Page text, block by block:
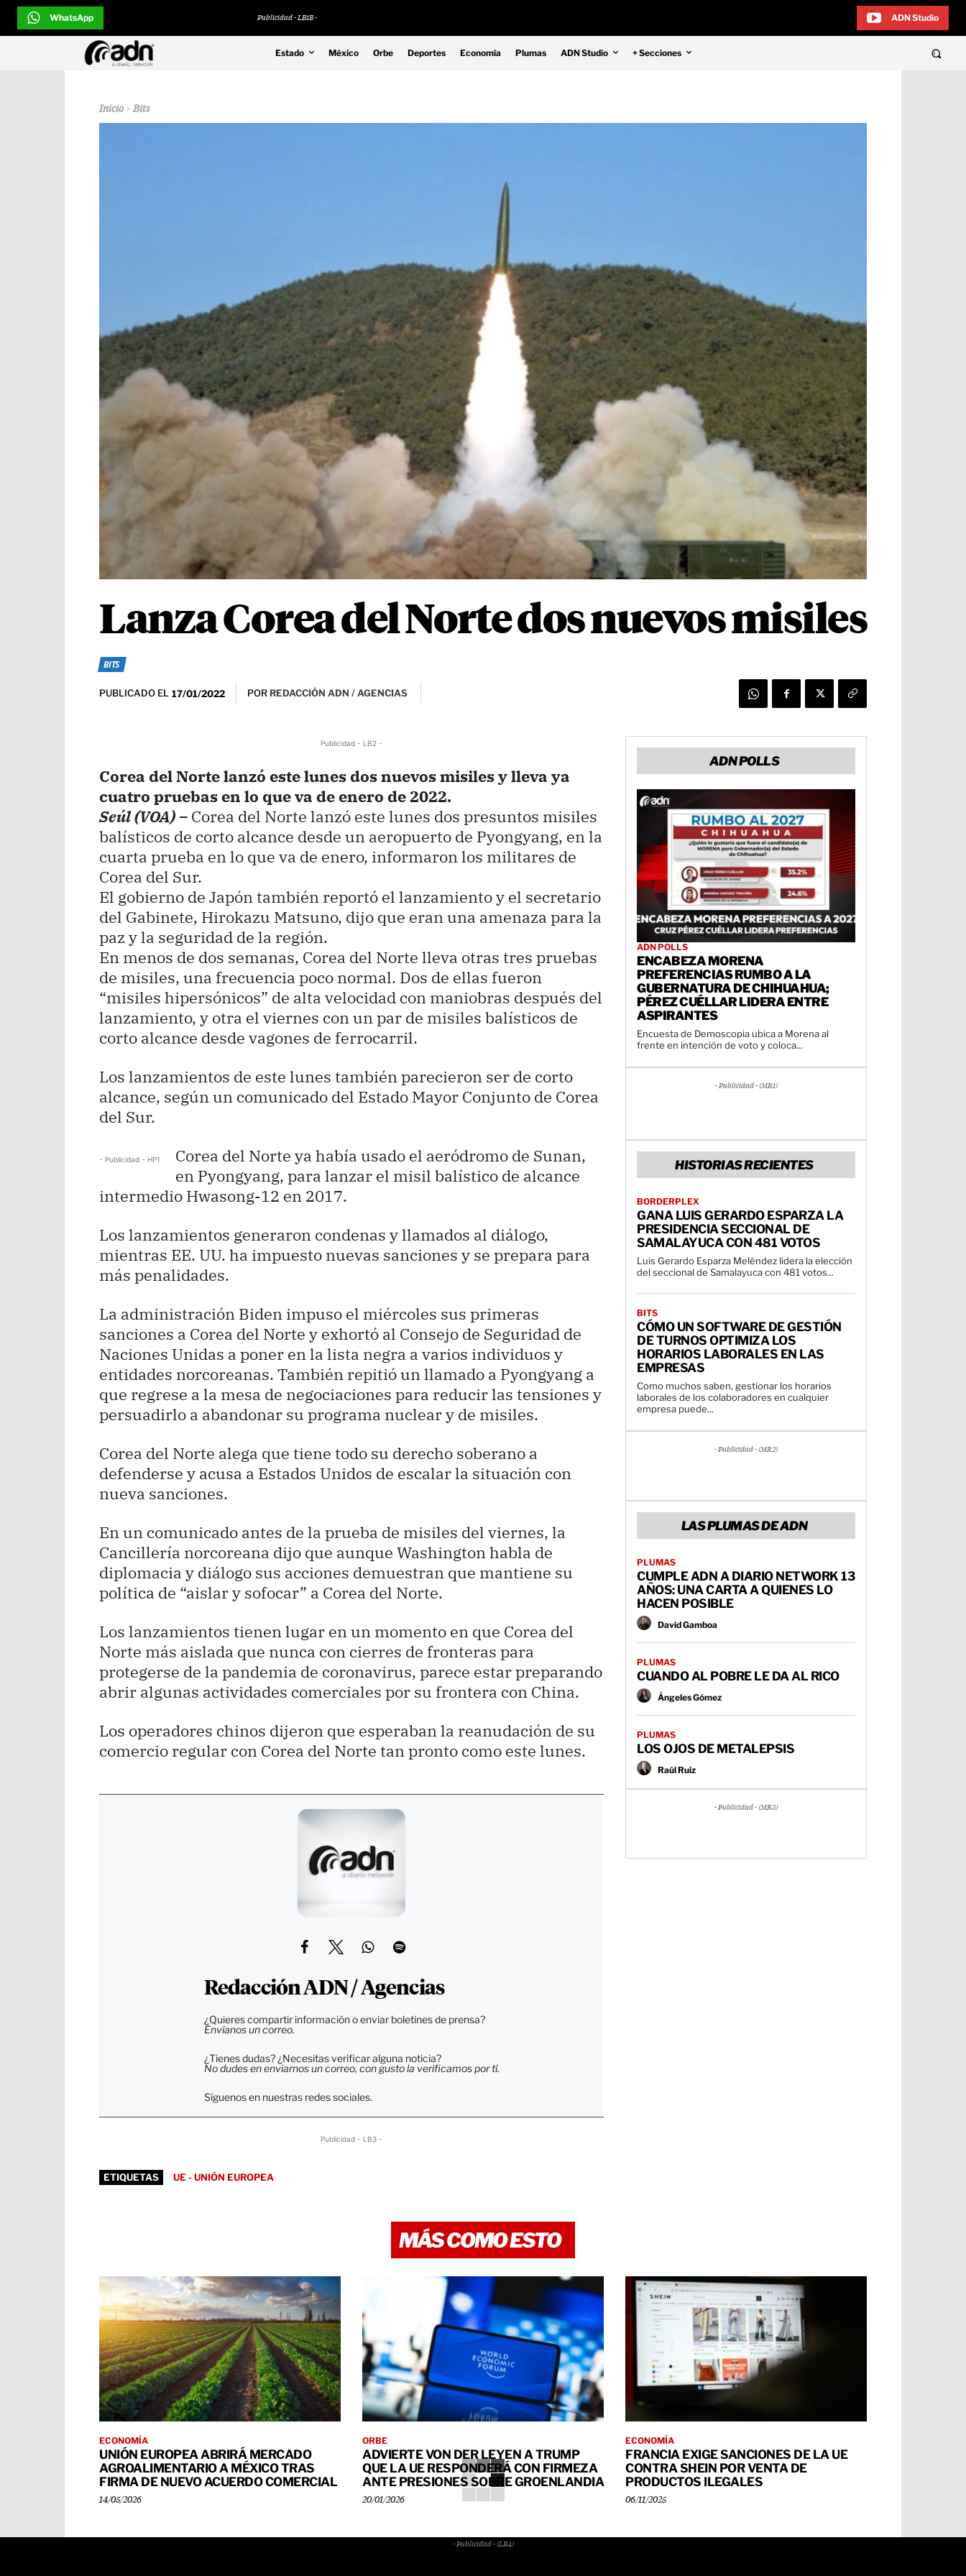
WhatsApp Publicidad - LB1B - ADN Studio
Estado México Orbe Deportes Economía Plumas ADN Studio + Secciones
Inicio Bits
Lanza Corea del Norte dos nuevos misiles
BITS
PUBLICADO EL 17/01/2022 POR REDACCIÓN ADN / AGENCIAS
Publicidad - LB2 -
Corea del Norte lanzó este lunes dos nuevos misiles y lleva ya
cuatro pruebas en lo que va de enero de 2022.
Seúl (VOA) – Corea del Norte lanzó este lunes dos presuntos misiles
balísticos de corto alcance desde un aeropuerto de Pyongyang, en la
cuarta prueba en lo que va de enero, informaron los militares de
Corea del Sur.
El gobierno de Japón también reportó el lanzamiento y el secretario
del Gabinete, Hirokazu Matsuno, dijo que eran una amenaza para la
paz y la seguridad de la región.
En menos de dos semanas, Corea del Norte lleva otras tres pruebas
de misiles, una frecuencia poco normal. Dos de ellas fueron
“misiles hipersónicos” de alta velocidad con maniobras después del
lanzamiento, y otra el viernes con un par de misiles balísticos de
corto alcance desde vagones de ferrocarril.
Los lanzamientos de este lunes también parecieron ser de corto
alcance, según un comunicado del Estado Mayor Conjunto de Corea
del Sur.
- Publicidad - HP1
Corea del Norte ya había usado el aeródromo de Sunan,
en Pyongyang, para lanzar el misil balístico de alcance
intermedio Hwasong-12 en 2017.
Los lanzamientos generaron condenas y llamados al diálogo,
mientras EE. UU. ha impuesto nuevas sanciones y se prepara para
más penalidades.
La administración Biden impuso el miércoles sus primeras
sanciones a Corea del Norte y exhortó al Consejo de Seguridad de
Naciones Unidas a poner en la lista negra a varios individuos y
entidades norcoreanas. También repitió un llamado a Pyongyang a
que regrese a la mesa de negociaciones para reducir las tensiones y
persuadirlo a abandonar su programa nuclear y de misiles.
Corea del Norte alega que tiene todo su derecho soberano a
defenderse y acusa a Estados Unidos de escalar la situación con
nueva sanciones.
En un comunicado antes de la prueba de misiles del viernes, la
Cancillería norcoreana dijo que aunque Washington habla de
diplomacia y diálogo sus acciones demuestran que mantiene su
política de “aislar y sofocar” a Corea del Norte.
Los lanzamientos tienen lugar en un momento en que Corea del
Norte más aislada que nunca con cierres de fronteras para
protegerse de la pandemia de coronavirus, parece estar preparando
abrir algunas actividades comerciales por su frontera con China.
Los operadores chinos dijeron que esperaban la reanudación de su
comercio regular con Corea del Norte tan pronto como este lunes.
Redacción ADN / Agencias
¿Quieres compartir información o enviar boletines de prensa?
Envíanos un correo.
¿Tienes dudas? ¿Necesitas verificar alguna noticia?
No dudes en enviarnos un correo, con gusto la verificamos por tí.
Síguenos en nuestras redes sociales.
Publicidad - LB3 -
ETIQUETAS UE - UNIÓN EUROPEA
ADN POLLS
ADN POLLS
ENCABEZA MORENA
PREFERENCIAS RUMBO A LA
GUBERNATURA DE CHIHUAHUA;
PÉREZ CUÉLLAR LIDERA ENTRE
ASPIRANTES
Encuesta de Demoscopia ubica a Morena al
frente en intención de voto y coloca...
- Publicidad - (MR1)
HISTORIAS RECIENTES
BORDERPLEX
GANA LUIS GERARDO ESPARZA LA
PRESIDENCIA SECCIONAL DE
SAMALAYUCA CON 481 VOTOS
Luis Gerardo Esparza Meléndez lidera la elección
del seccional de Samalayuca con 481 votos...
BITS
CÓMO UN SOFTWARE DE GESTIÓN
DE TURNOS OPTIMIZA LOS
HORARIOS LABORALES EN LAS
EMPRESAS
Como muchos saben, gestionar los horarios
laborales de los colaboradores en cualquier
empresa puede...
- Publicidad - (MR2)
LAS PLUMAS DE ADN
PLUMAS
CUMPLE ADN A DIARIO NETWORK 13
AÑOS: UNA CARTA A QUIENES LO
HACEN POSIBLE
David Gamboa
PLUMAS
CUANDO AL POBRE LE DA AL RICO
Ángeles Gómez
PLUMAS
LOS OJOS DE METALEPSIS
Raúl Ruiz
- Publicidad - (MR3)
MÁS COMO ESTO
ECONOMÍA
UNIÓN EUROPEA ABRIRÁ MERCADO
AGROALIMENTARIO A MÉXICO TRAS
FIRMA DE NUEVO ACUERDO COMERCIAL
14/05/2026
ORBE
ADVIERTE VON DER LEYEN A TRUMP
QUE LA UE RESPONDERÁ CON FIRMEZA
ANTE PRESIONES SOBRE GROENLANDIA
20/01/2026
ECONOMÍA
FRANCIA EXIGE SANCIONES DE LA UE
CONTRA SHEIN POR VENTA DE
PRODUCTOS ILEGALES
06/11/2025
- Publicidad - (LB4)